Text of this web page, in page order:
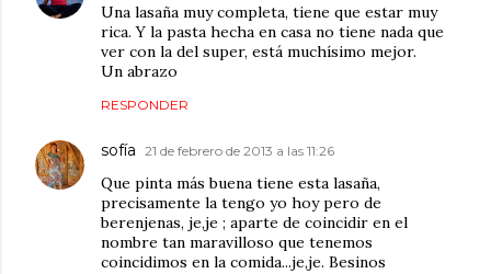
Una lasaña muy completa, tiene que estar muy
rica. Y la pasta hecha en casa no tiene nada que
ver con la del super, está muchísimo mejor.
Un abrazo
RESPONDER
sofía 21 de febrero de 2013 a las 11:26
Que pinta más buena tiene esta lasaña,
precisamente la tengo yo hoy pero de
berenjenas, je,je ; aparte de coincidir en el
nombre tan maravilloso que tenemos
coincidimos en la comida...je,je. Besinos